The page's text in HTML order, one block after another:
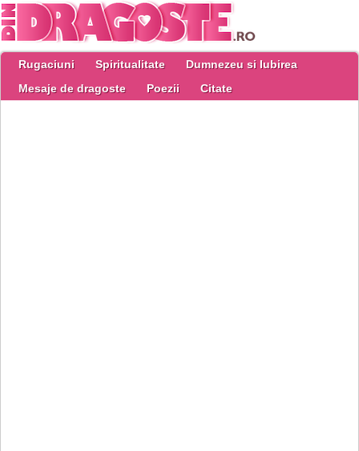
Rugaciuni Spiritualitate
Dumnezeu si Iubirea
Mesaje de dragoste
Poezii Citate